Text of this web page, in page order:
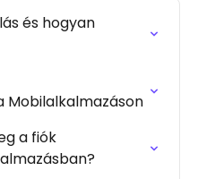
és hogyan
a fiók